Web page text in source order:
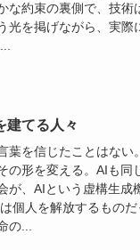
な約束の裏側で、技術
光を掲げながら、実際
建てる人々
葉を信じたことはない
の形を変える。AIも同
が、AIという虚構生成
個人を解放するもの
の...